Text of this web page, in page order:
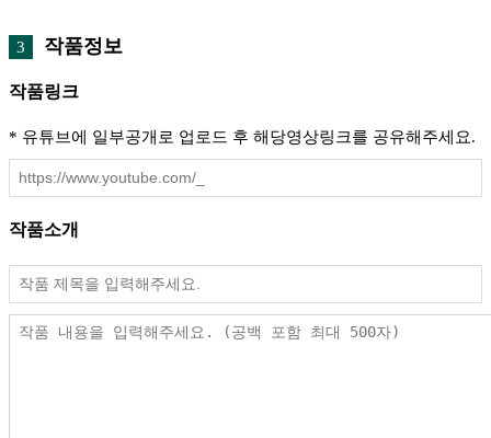
3 작품정보
작품링크
* 유튜브에 일부공개로 업로드 후 해당영상링크를 공유해주세요.
작품소개